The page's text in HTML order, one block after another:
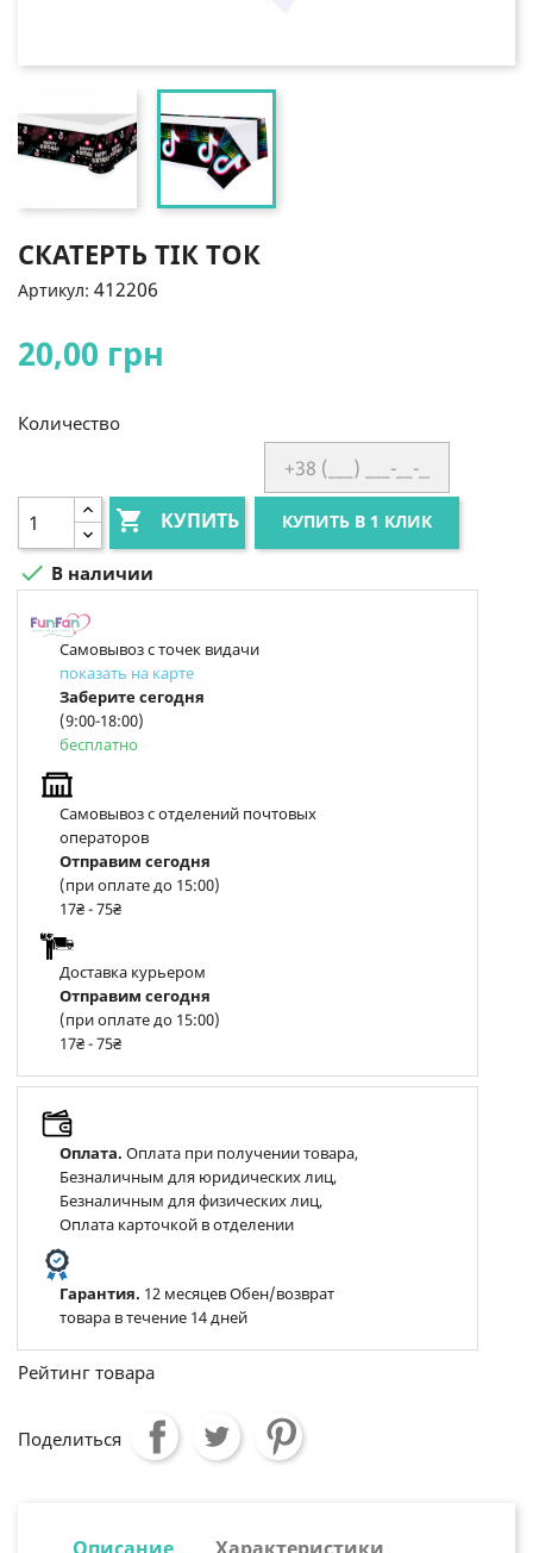
СКАТЕРТЬ ТІК ТОК
Артикул: 412206
20,00 грн
Количество
 КУПИТЬ КУПИТЬ В 1 КЛИК
 В наличии
Самовывоз с точек видачи
показать на карте
Заберите сегодня
(9:00-18:00)
бесплатно
Самовывоз с отделений почтовых
операторов
Отправим сегодня
(при оплате до 15:00)
17₴ - 75₴
Доставка курьером
Отправим сегодня
(при оплате до 15:00)
17₴ - 75₴
Оплата. Оплата при получении товара,
Безналичным для юридических лиц,
Безналичным для физических лиц,
Оплата карточкой в отделении
Гарантия. 12 месяцев Обен/возврат
товара в течение 14 дней
Рейтинг товара
Поделиться